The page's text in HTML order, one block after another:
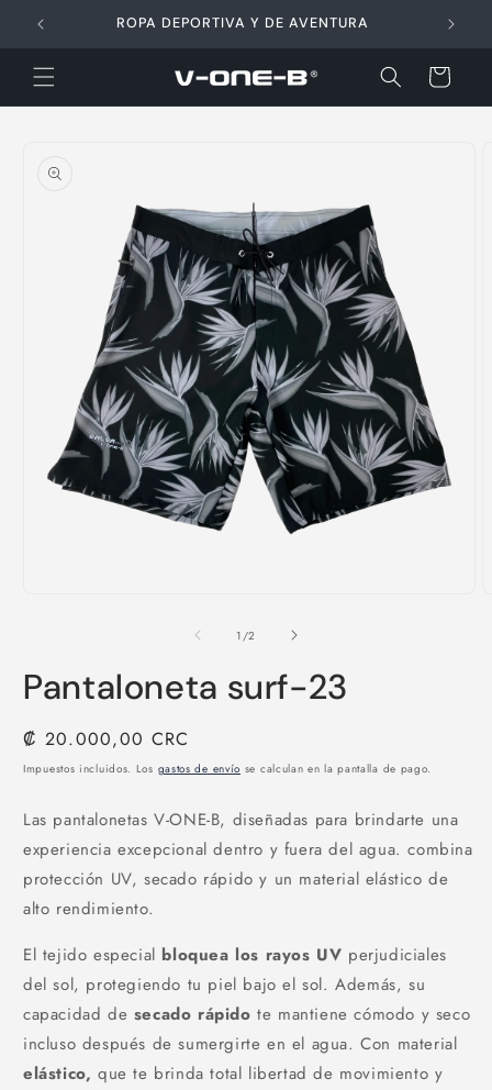
directamente
al contenido
ROPA DEPORTIVA Y DE AVENTURA
Carrito
información
una
ventana
1 /de
2
Pantaloneta surf-23
Precio
habitual
₡ 20.000,00 CRC
Impuestos incluidos. Los gastos de envío se calculan en la pantalla de pago.
Las pantalonetas V-ONE-B, diseñadas para brindarte una
experiencia excepcional dentro y fuera del agua. combina
protección UV, secado rápido y un material elástico de
alto rendimiento.
El tejido especial bloquea los rayos UV perjudiciales
del sol, protegiendo tu piel bajo el sol. Además, su
capacidad de secado rápido te mantiene cómodo y seco
incluso después de sumergirte en el agua. Con material
elástico, que te brinda total libertad de movimiento y